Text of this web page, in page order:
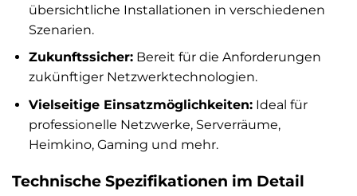
übersichtliche Installationen in verschiedenen
Szenarien.
Zukunftssicher:Bereit für die Anforderungen
zukünftiger Netzwerktechnologien.
Vielseitige Einsatzmöglichkeiten:Ideal für
professionelle Netzwerke, Serverräume,
Heimkino, Gaming und mehr.
Technische Spezifikationen im Detail